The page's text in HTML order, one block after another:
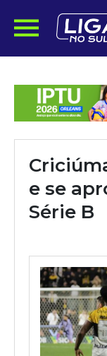
e se
Série B